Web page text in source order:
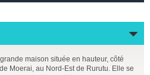
maison située en hauteur, côté
Moerai, au Nord-Est de Rurutu. Elle se